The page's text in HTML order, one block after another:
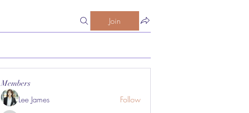
Join
Members
Lee James Follow